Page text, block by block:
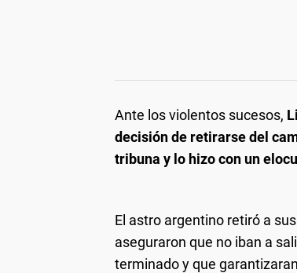
Ante los violentos sucesos,
decisión de retirarse del
tribuna y lo hizo con un
El astro argentino retiró a
aseguraron que no iban a
terminado y que